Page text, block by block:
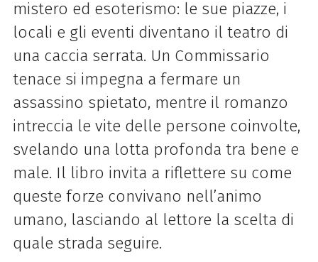
mistero ed esoterismo: le sue piazze, i
locali e gli eventi diventano il teatro di
una caccia serrata. Un Commissario
tenace si impegna a fermare un
assassino spietato, mentre il romanzo
intreccia le vite delle persone coinvolte,
svelando una lotta profonda tra bene e
male. Il libro invita a riflettere su come
queste forze convivano nell’animo
umano, lasciando al lettore la scelta di
quale strada seguire.